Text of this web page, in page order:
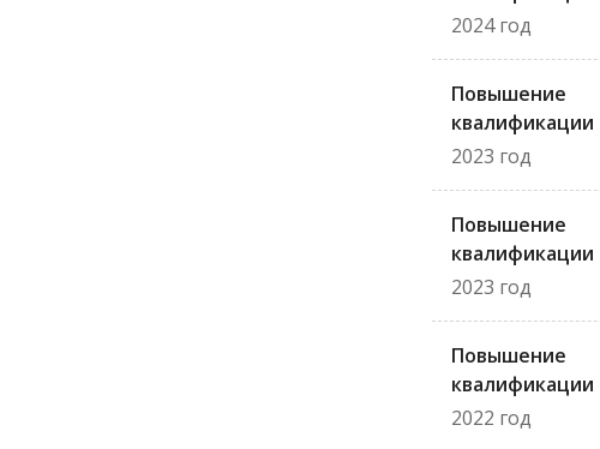
2024 год
Повышение
квалификации
2023 год
Повышение
квалификации
2023 год
Повышение
квалификации
2022 год